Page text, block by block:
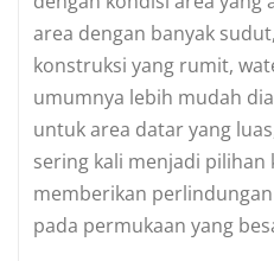
area dengan banyak
konstruksi yang rumit,
umumnya lebih mudah
untuk area datar yang
sering kali menjadi pilihan
memberikan
pada permukaan yang